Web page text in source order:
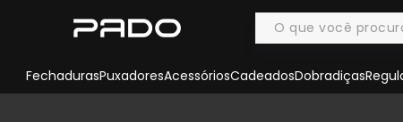
FechadurasPuxadoresAcessóriosCadeadosDobradiças